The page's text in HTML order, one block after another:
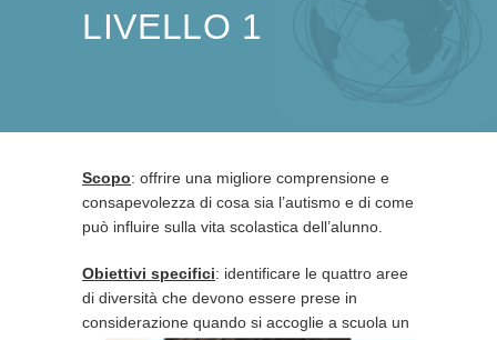
LIVELLO 1
Scopo: offrire una migliore comprensione e
consapevolezza di cosa sia l’autismo e di come
può influire sulla vita scolastica dell’alunno.
Obiettivi specifici: identificare le quattro aree
di diversità che devono essere prese in
considerazione quando si accoglie a scuola un